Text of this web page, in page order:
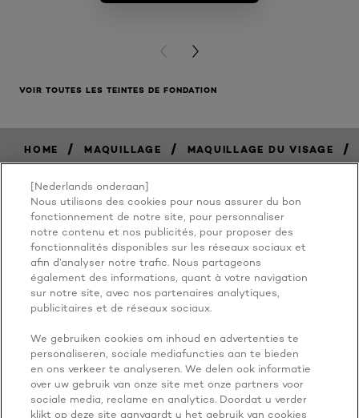
PREVIOUS CARD
NEXT CARD
VOIR TOUTES LES TEINTES DE FONDATION
HOME / MAQUILLAGE / MAQUILLAGE DU VISAGE /
BECAUSE
YOU'RE
WORTH IT
[Nederlands onderaan]
Nous utilisons des cookies pour nous assurer du bon
fonctionnement de notre site, pour personnaliser
notre contenu et nos publicités, pour proposer des
fonctionnalités disponibles sur les réseaux sociaux et
afin d’analyser notre trafic. Nous partageons
également des informations, quant à votre navigation
sur notre site, avec nos partenaires analytiques,
publicitaires et de réseaux sociaux.
We gebruiken cookies om inhoud en advertenties te
personaliseren, sociale mediafuncties aan te bieden
en ons verkeer te analyseren. We delen ook informatie
over uw gebruik van onze site met onze partners voor
sociale media, reclame en analytics. Doordat u verder
klikt op deze site aanvaardt u het gebruik van cookies